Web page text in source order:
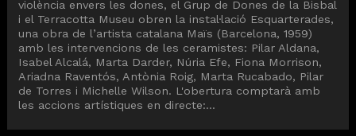
violència envers les dones, el Grup de Dones de la Bisbal
i el Terracotta Museu obren la instal·lació Esquarterades,
una obra de l’artista catalana Maïs (Barcelona, 1959)
amb les intervencions de les ceramistes: Pilar Aldana,
Isabel Alcalá, Marta Darder, Núria Efe, Fiona Morrison,
Ariadna Raventós, Antònia Roig, Marta Rucabado, Pilar
de Torres i Michelle Wilson. L'obertura comptarà amb
les accions artístiques en directe:...